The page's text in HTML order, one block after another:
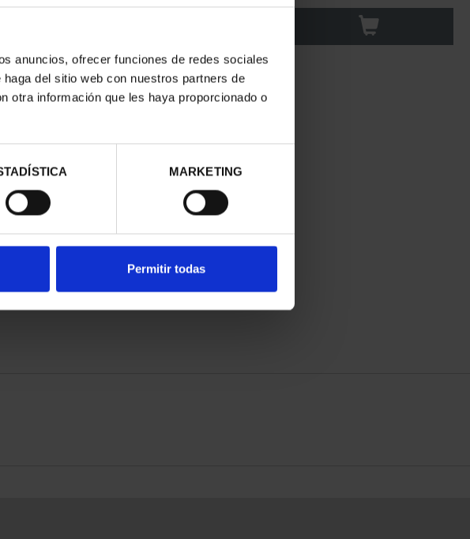
anuncios, ofrecer funciones de redes sociales
del sitio web con nuestros partners de
otra información que les haya proporcionado o
MARKETING
Permitir todas